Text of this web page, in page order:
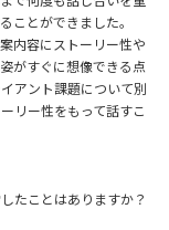
ことができました。
内容にストーリー性や
がすぐに想像できる点
アント課題について別
リー性をもって話すこ
たことはありますか？